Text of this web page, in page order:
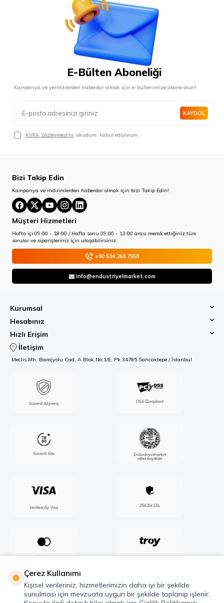
E-Bülten Aboneliği
Kampanya ve yeniliklerden haberdar olmak için e-bültenimize abone olun!
KAYDOL
KVKK Sözleşmesi'ni , okudum, kabul ediyorum.
Bizi Takip Edin
Kampanya ve indirimlerden haberdar olmak için bizi Takip Edin!
Müşteri Hizmetleri
Hafta içi 09:00 - 18:00 / Hafta sonu 09:00 - 13:00 arası merak ettiğiniz tüm
sorular ve siparişleriniz için ulaşabilirsiniz.
+90 534 260 7550
info@endustriyelmarket.com
Kurumsal
Hesabınız
Hızlı Erişim
İletişim
Meclis Mh. Barajyolu Cad, A Blok No:1/E, Pk.34785 Sancaktepe / İstanbul
Çerez Kullanımı
Kişisel verileriniz, hizmetlerimizin daha iyi bir şekilde
sunulması için mevzuata uygun bir şekilde toplanıp işlenir.